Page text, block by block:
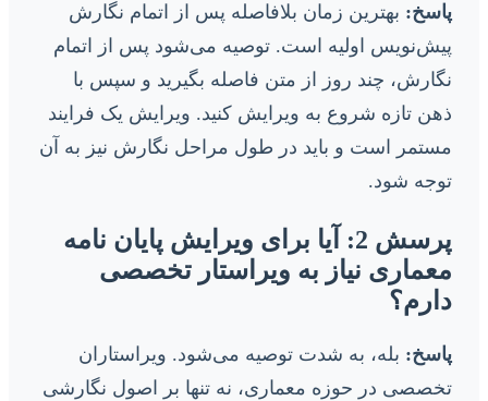
پاسخ: بهترین زمان بلافاصله پس از اتمام نگارش
پیش‌نویس اولیه است. توصیه می‌شود پس از اتمام
نگارش، چند روز از متن فاصله بگیرید و سپس با
ذهن تازه شروع به ویرایش کنید. ویرایش یک فرایند
مستمر است و باید در طول مراحل نگارش نیز به آن
توجه شود.
پرسش 2: آیا برای ویرایش پایان نامه
معماری نیاز به ویراستار تخصصی
دارم؟
پاسخ: بله، به شدت توصیه می‌شود. ویراستاران
تخصصی در حوزه معماری، نه تنها بر اصول نگارشی